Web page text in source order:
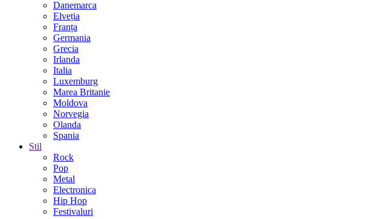
Danemarca
Elveția
Franța
Germania
Grecia
Irlanda
Italia
Luxemburg
Marea Britanie
Moldova
Norvegia
Olanda
Spania
Stil
Rock
Pop
Metal
Electronica
Hip Hop
Festivaluri